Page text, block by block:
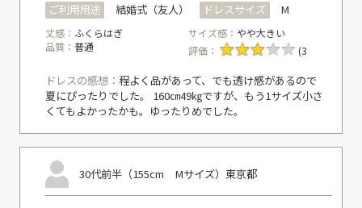
ご利用用途 結婚式（友人） ドレスサイズ M
丈感： ふくらはぎ サイズ感： やや大きい
品質： 普通 評価： (3
ドレスの感想： 程よく品があって、でも透け感があるので
夏にぴったりでした。 160㎝49㎏ですが、もう1サイズ小さ
くてもよかったかも。ゆったりめでした。
30代前半（155cm Mサイズ） 東京都